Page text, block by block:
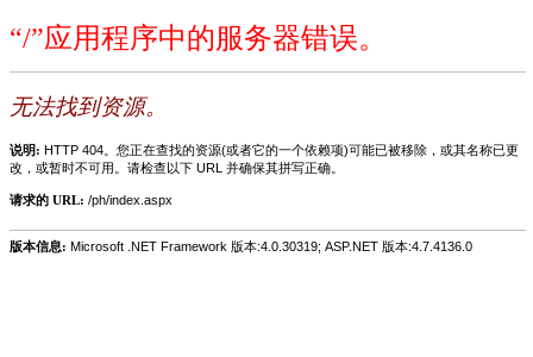
“/”应用程序中的服务器错误。
无法找到资源。
说明: HTTP 404。您正在查找的资源(或者它的一个依赖项)可能已被移除，或其名称已更
改，或暂时不可用。请检查以下 URL 并确保其拼写正确。
请求的 URL: /ph/index.aspx
版本信息: Microsoft .NET Framework 版本:4.0.30319; ASP.NET 版本:4.7.4136.0